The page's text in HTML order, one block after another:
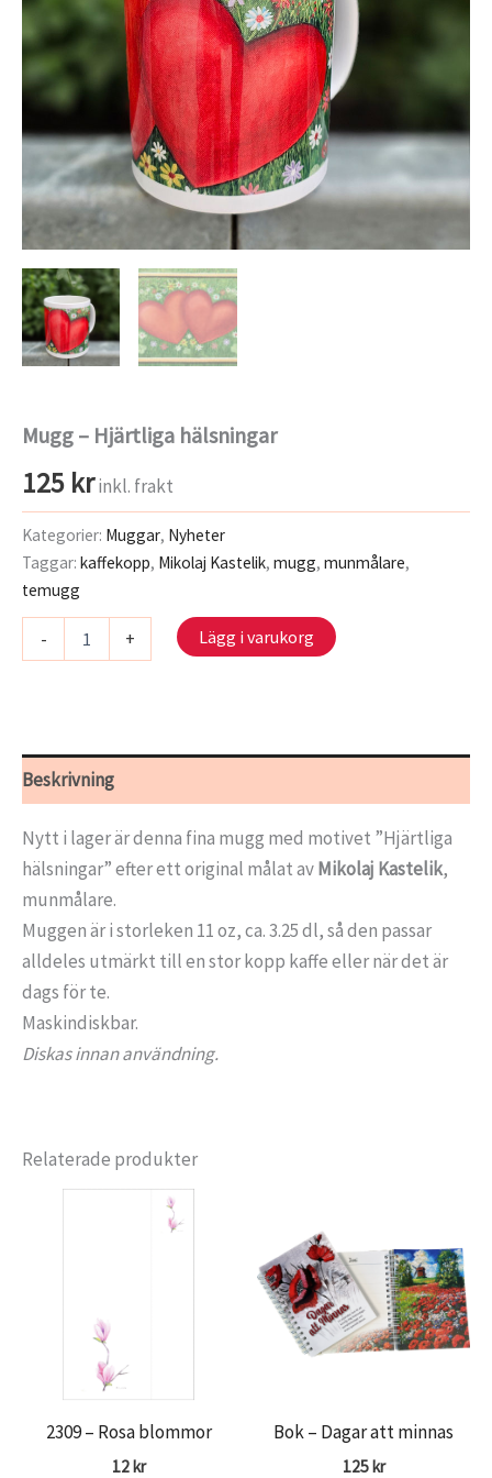
Mugg – Hjärtliga hälsningar
125 krinkl. frakt
Kategorier: Muggar, Nyheter
Taggar: kaffekopp, Mikolaj Kastelik, mugg, munmålare,
temugg
- + Lägg i varukorg
Beskrivning
Nytt i lager är denna fina mugg med motivet ”Hjärtliga
hälsningar” efter ett original målat avMikolaj Kastelik,
munmålare.
Muggen är i storleken 11 oz, ca. 3.25 dl, så den passar
alldeles utmärkt till en stor kopp kaffe eller när det är
dags för te.
Maskindiskbar.
Diskas innan användning.
Relaterade produkter
2309 – Rosa blommor
12 kr
Bok – Dagar att minnas
125 kr